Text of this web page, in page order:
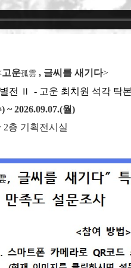
고운孤雲 , 글씨를 새기다>
전 Ⅱ
- 고운 최치원 석각 탁
) ~ 2026.09.07.(월)
2층 기획전시실